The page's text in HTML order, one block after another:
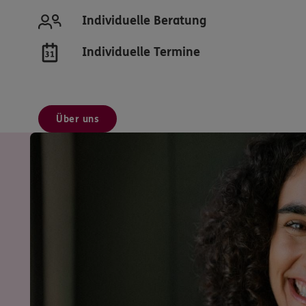
Individuelle Beratung
Individuelle Termine
Über uns